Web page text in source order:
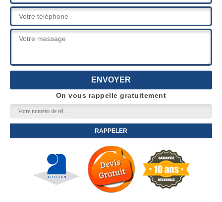
On vous rappelle gratuitement